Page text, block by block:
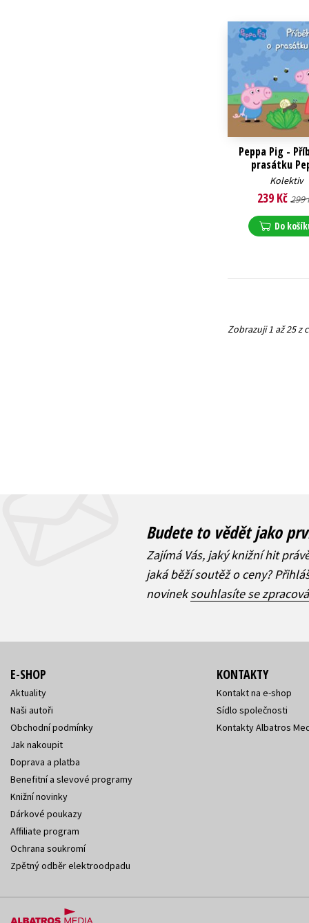
Peppa Pig -
prasátku
Kolektiv
239 Kč 299
Do
Zobrazuji 1 až 25 z
Budete to vědět jako
Zajímá Vás, jaký knižní hit
jaká běží soutěž o ceny?
novineksouhlasíte se
E-SHOP
Aktuality
Naši autoři
Obchodní podmínky
Jak nakoupit
Doprava a platba
Benefitní a slevové programy
Knižní novinky
Dárkové poukazy
Affiliate program
Ochrana soukromí
Zpětný odběr elektroodpadu
KONTAKTY
Kontakt na e-shop
Sídlo společnosti
Kontakty Albatros